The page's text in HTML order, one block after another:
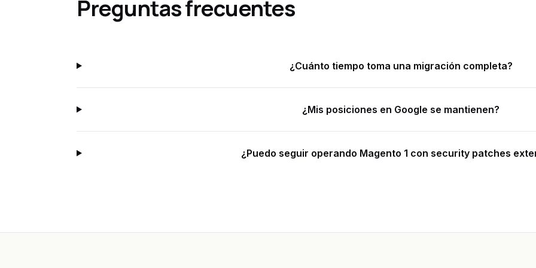
Preguntas frecuentes
¿Cuánto tiempo toma una migración completa?
¿Mis posiciones en Google se mantienen?
¿Puedo seguir operando Magento 1 con security patches